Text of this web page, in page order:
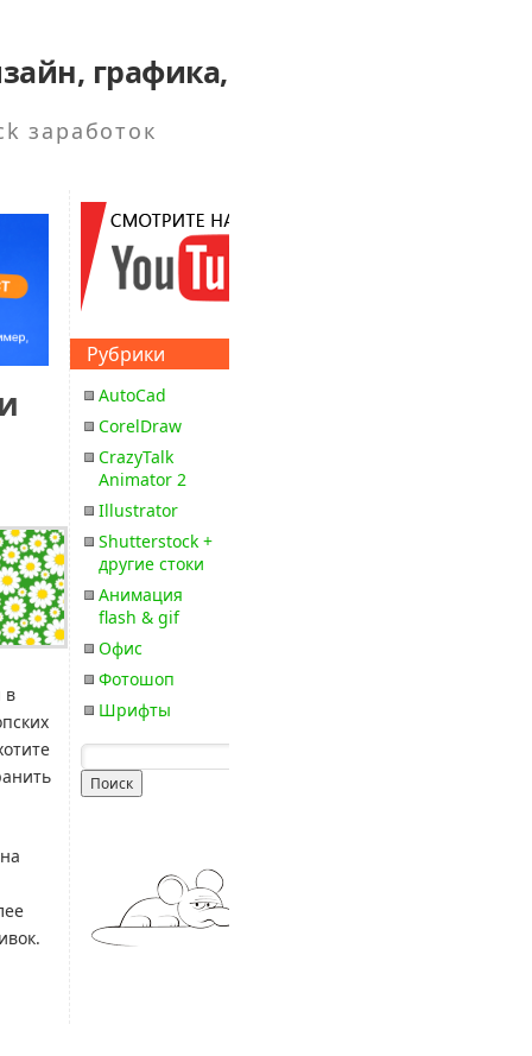
графика,
заработок
в
Рубрики
AutoCad
CorelDraw
CrazyTalk
Animator 2
Illustrator
Shutterstock +
другие стоки
Анимация
flash & gif
Офис
Фотошоп
Шрифты